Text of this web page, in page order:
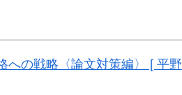
の戦略〈論文対策編〉 [ 平野